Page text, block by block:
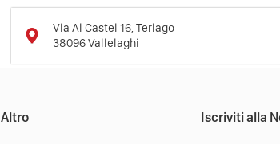
Via Al Castel 16, Terlago
38096Vallelaghi
Altro Iscriviti alla